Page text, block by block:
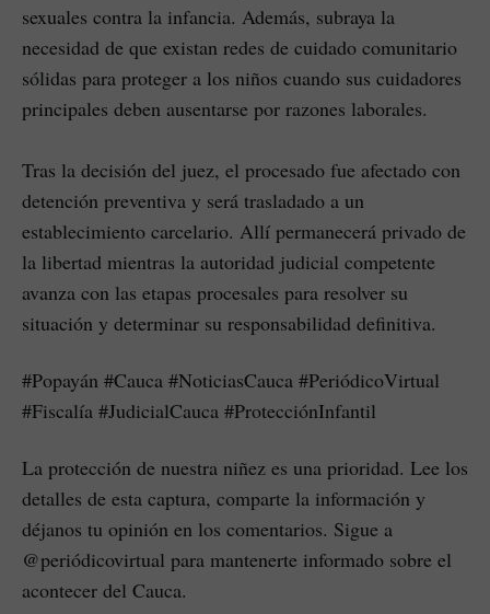
sexuales contra la infancia. Además, subraya la
necesidad de que existan redes de cuidado comunitario
sólidas para proteger a los niños cuando sus cuidadores
principales deben ausentarse por razones laborales.
Tras la decisión del juez, el procesado fue afectado con
detención preventiva y será trasladado a un
establecimiento carcelario. Allí permanecerá privado de
la libertad mientras la autoridad judicial competente
avanza con las etapas procesales para resolver su
situación y determinar su responsabilidad definitiva.
#Popayán #Cauca #NoticiasCauca #PeriódicoVirtual
#Fiscalía #JudicialCauca #ProtecciónInfantil
La protección de nuestra niñez es una prioridad. Lee los
detalles de esta captura, comparte la información y
déjanos tu opinión en los comentarios. Sigue a
@periódicovirtual para mantenerte informado sobre el
acontecer del Cauca.